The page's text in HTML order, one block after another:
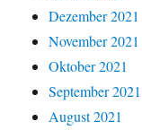
Dezember 2021
November 2021
Oktober 2021
September 2021
August 2021